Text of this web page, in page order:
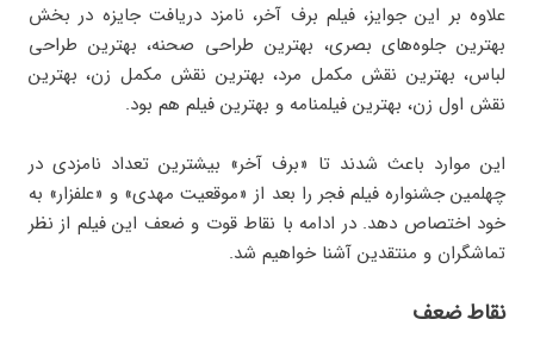
علاوه بر این جوایز، فیلم برف آخر، نامزد دریافت جایزه در بخش
بهترین جلوه‌های بصری، بهترین طراحی صحنه، بهترین طراحی
لباس، بهترین نقش مکمل مرد، بهترین نقش مکمل زن، بهترین
نقش اول زن، بهترین فیلمنامه و بهترین فیلم هم بود.
این موارد باعث شدند تا «برف آخر» بیشترین تعداد نامزدی در
چهلمین جشنواره فیلم فجر را بعد از «موقعیت مهدی» و «علفزار» به
خود اختصاص دهد. در ادامه با نقاط قوت و ضعف این فیلم از نظر
تماشگران و منتقدین آشنا خواهیم شد.
نقاط ضعف